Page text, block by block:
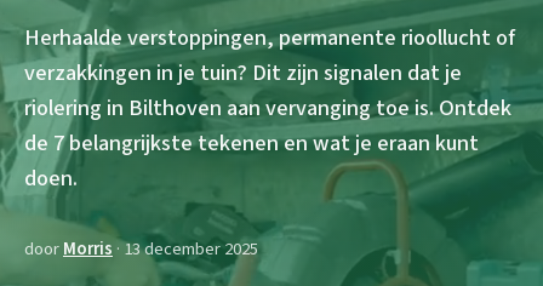
Herhaalde verstoppingen, permanente rioollucht of
verzakkingen in je tuin? Dit zijn signalen dat je
riolering in Bilthoven aan vervanging toe is. Ontdek
de 7 belangrijkste tekenen en wat je eraan kunt
doen.
doorMorris· 13 december 2025